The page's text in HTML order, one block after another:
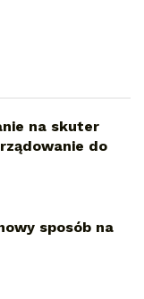
na skuter
do
sposób na